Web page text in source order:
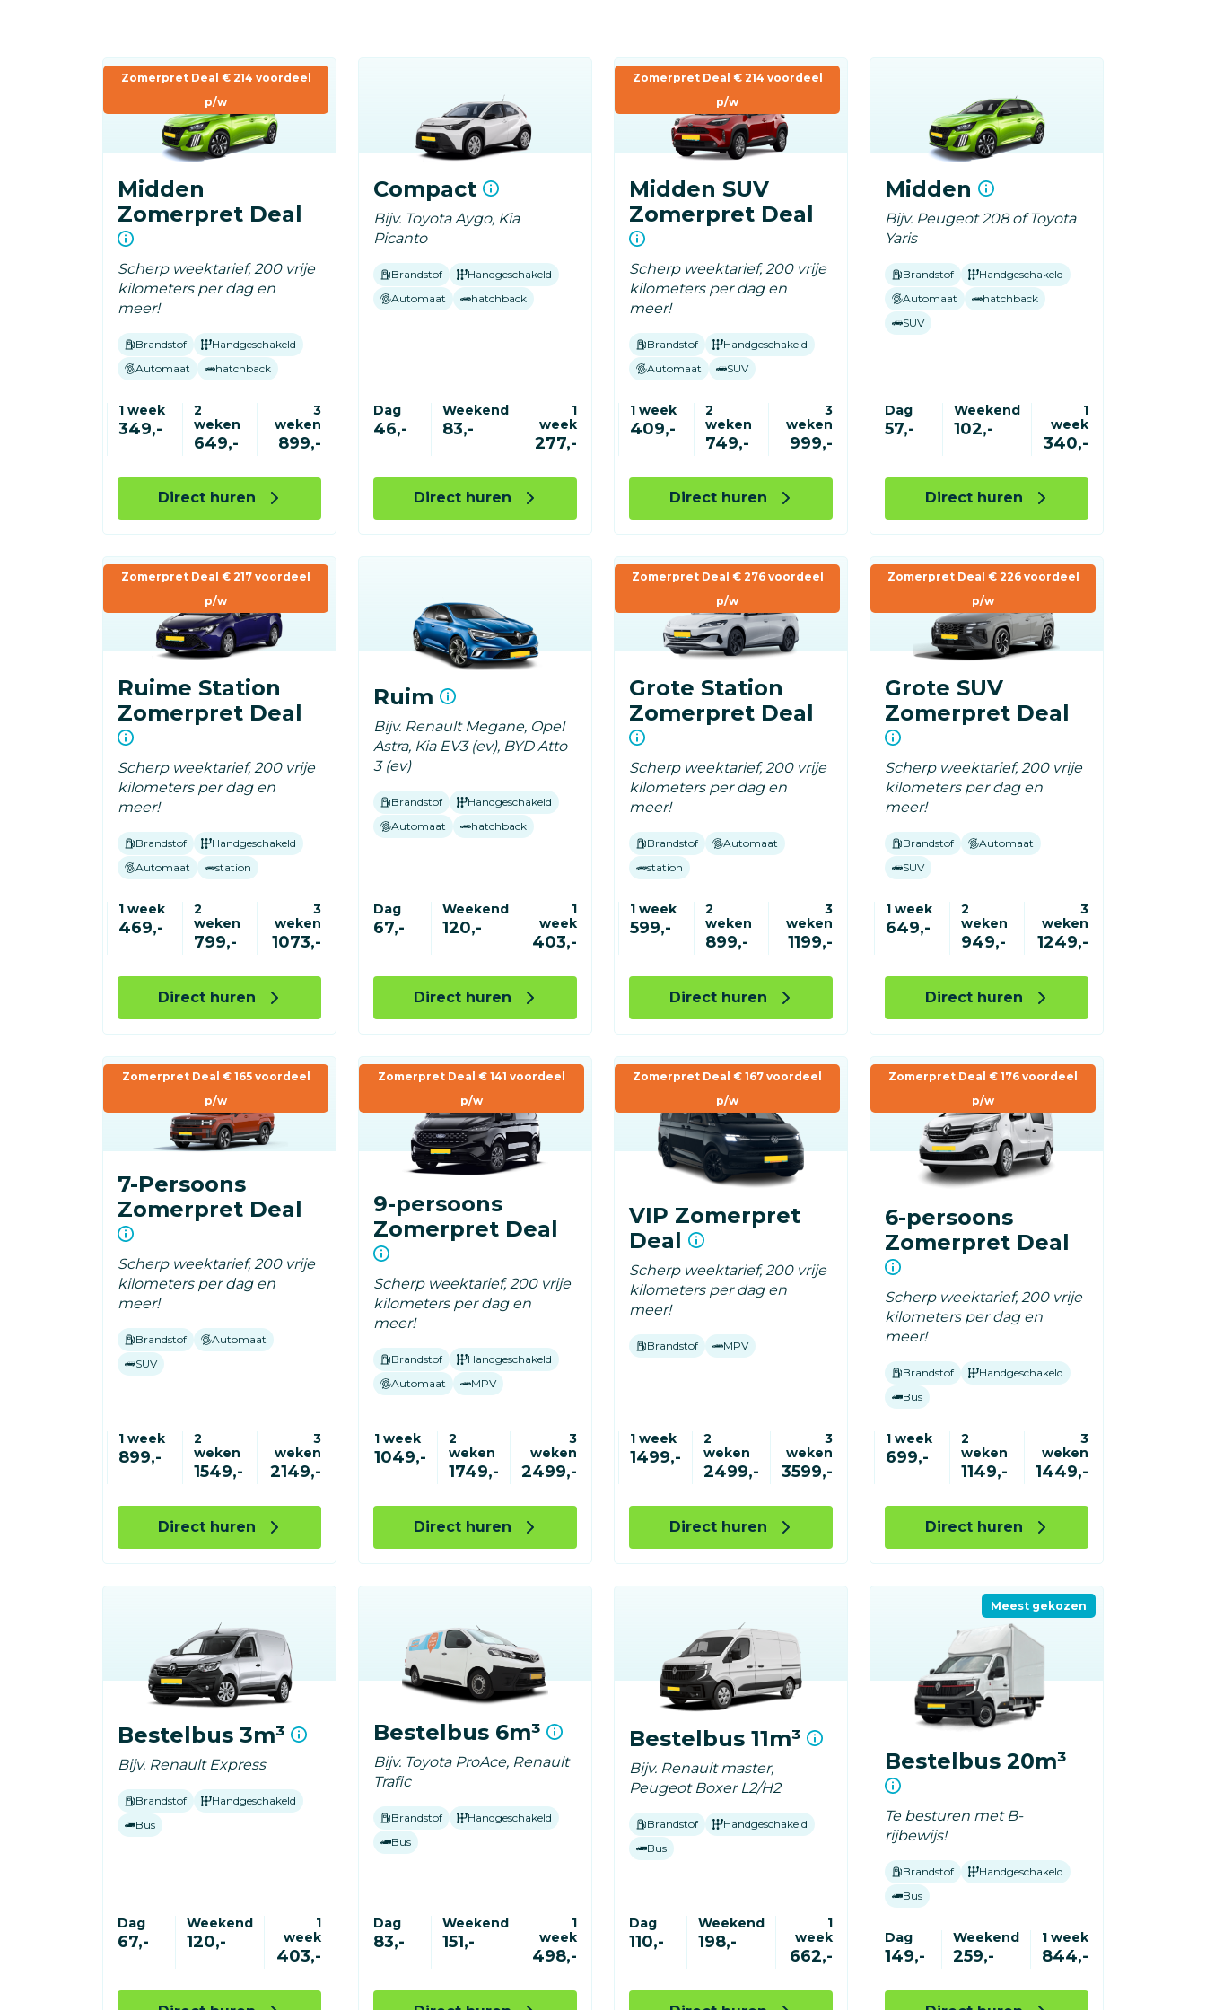
Zomerpret Deal € 214 voordeel
p/w
Midden
Zomerpret Deal
Scherp weektarief, 200 vrije
kilometers per dag en
meer!
Brandstof
Handgeschakeld
Automaat
hatchback
1 week
349,-
2
weken
649,-
3
weken
899,-
Direct huren
Compact
Bijv. Toyota Aygo, Kia
Picanto
Brandstof
Handgeschakeld
Automaat
hatchback
Dag
46,-
Weekend
83,-
1
week
277,-
Direct huren
Zomerpret Deal € 214 voordeel
p/w
Midden SUV
Zomerpret Deal
Scherp weektarief, 200 vrije
kilometers per dag en
meer!
Brandstof
Handgeschakeld
Automaat
SUV
1 week
409,-
2
weken
749,-
3
weken
999,-
Direct huren
Midden
Bijv. Peugeot 208 of Toyota
Yaris
Brandstof
Handgeschakeld
Automaat
hatchback
SUV
Dag
57,-
Weekend
102,-
1
week
340,-
Direct huren
Zomerpret Deal € 217 voordeel
p/w
Ruime Station
Zomerpret Deal
Scherp weektarief, 200 vrije
kilometers per dag en
meer!
Brandstof
Handgeschakeld
Automaat
station
1 week
469,-
2
weken
799,-
3
weken
1073,-
Direct huren
Ruim
Bijv. Renault Megane, Opel
Astra, Kia EV3 (ev), BYD Atto
3 (ev)
Brandstof
Handgeschakeld
Automaat
hatchback
Dag
67,-
Weekend
120,-
1
week
403,-
Direct huren
Zomerpret Deal € 276 voordeel
p/w
Grote Station
Zomerpret Deal
Scherp weektarief, 200 vrije
kilometers per dag en
meer!
Brandstof
Automaat
station
1 week
599,-
2
weken
899,-
3
weken
1199,-
Direct huren
Zomerpret Deal € 226 voordeel
p/w
Grote SUV
Zomerpret Deal
Scherp weektarief, 200 vrije
kilometers per dag en
meer!
Brandstof
Automaat
SUV
1 week
649,-
2
weken
949,-
3
weken
1249,-
Direct huren
Zomerpret Deal € 165 voordeel
p/w
7-Persoons
Zomerpret Deal
Scherp weektarief, 200 vrije
kilometers per dag en
meer!
Brandstof
Automaat
SUV
1 week
899,-
2
weken
1549,-
3
weken
2149,-
Direct huren
Zomerpret Deal € 141 voordeel
p/w
9-persoons
Zomerpret Deal
Scherp weektarief, 200 vrije
kilometers per dag en
meer!
Brandstof
Handgeschakeld
Automaat
MPV
1 week
1049,-
2
weken
1749,-
3
weken
2499,-
Direct huren
Zomerpret Deal € 167 voordeel
p/w
VIP Zomerpret
Deal
Scherp weektarief, 200 vrije
kilometers per dag en
meer!
Brandstof MPV
1 week
1499,-
2
weken
2499,-
3
weken
3599,-
Direct huren
Zomerpret Deal € 176 voordeel
p/w
6-persoons
Zomerpret Deal
Scherp weektarief, 200 vrije
kilometers per dag en
meer!
Brandstof
Handgeschakeld
Bus
1 week
699,-
2
weken
1149,-
3
weken
1449,-
Direct huren
Bestelbus 3m³
Bijv. Renault Express
Brandstof
Handgeschakeld
Bus
Dag
67,-
Weekend
120,-
1
week
403,-
Bestelbus 6m³
Bijv. Toyota ProAce, Renault
Trafic
Brandstof
Handgeschakeld
Bus
Dag
83,-
Weekend
151,-
1
week
498,-
Bestelbus 11m³
Bijv. Renault master,
Peugeot Boxer L2/H2
Brandstof
Handgeschakeld
Bus
Dag
110,-
Weekend
198,-
1
week
662,-
Meest gekozen
Bestelbus 20m³
Te besturen met B-
rijbewijs!
Brandstof
Handgeschakeld
Bus
Dag
149,-
Weekend
259,-
1 week
844,-